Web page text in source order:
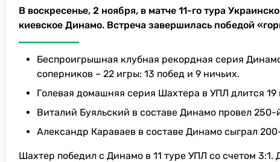
В воскресенье, 2 ноября, в матче 11-го тура
киевское Динамо. Встреча завершилась победой
Беспроигрышная клубная рекордная серия
соперников – 22 игры: 13 побед и 9 ничьих.
Голевая домашняя серия Шахтера в УПЛ длится 19
Виталий Буяльский в составе Динамо провел 250-
Александр Караваев в составе Динамо сыграл
Шахтер победил с Динамо в 11 туре УПЛ со счетом